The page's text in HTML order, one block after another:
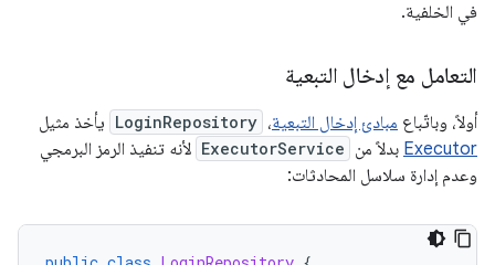
في الخلفية.
التعامل مع إدخال التبعية
أولاً، وباتّباع مبادئ إدخال التبعية، LoginRepository يأخذ مثيل
Executor بدلاً من ExecutorService لأنه تنفيذ الرمز البرمجي
وعدم إدارة سلاسل المحادثات: